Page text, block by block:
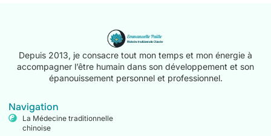
Depuis 2013, je consacre tout mon temps et mon énergie à
accompagner l’être humain dans son développement et son
épanouissement personnel et professionnel.
Navigation
La Médecine traditionnelle
chinoise